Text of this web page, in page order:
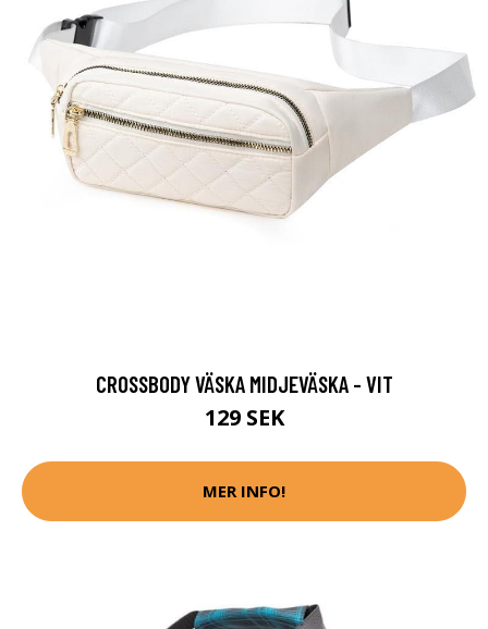
CROSSBODY VÄSKA MIDJEVÄSKA - VIT
129 SEK
MER INFO!